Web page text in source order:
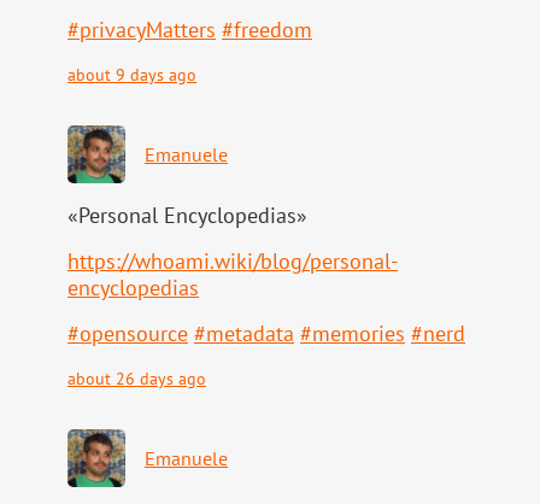
#privacyMatters #freedom
about 9 days ago
Emanuele
«Personal Encyclopedias»
https://whoami.wiki/blog/personal-
encyclopedias
#opensource #metadata #memories #nerd
about 26 days ago
Emanuele